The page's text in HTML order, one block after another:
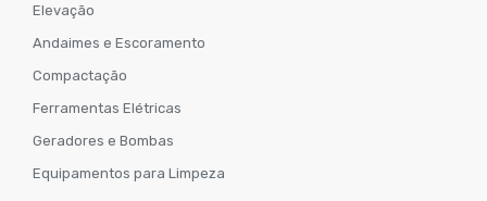
Elevação
Andaimes e Escoramento
Compactação
Ferramentas Elétricas
Geradores e Bombas
Equipamentos para Limpeza